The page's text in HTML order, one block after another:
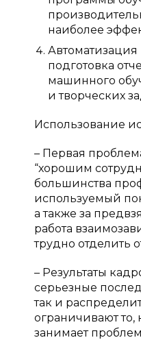
наиболее
Автоматизация
подготовка
машинного
и творческих
Использование
– Первая
“хорошим
большинства
используемый
а также за
работа
трудно отделить
– Результаты
серьезные
так и
ограничивают то,
занимает